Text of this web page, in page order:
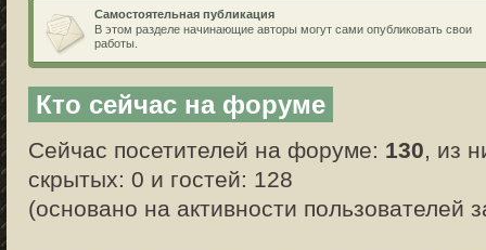
Самостоятельная публикация
В этом разделе начинающие авторы могут сами опубликовать свои
работы.
Кто сейчас на форуме
Сейчас посетителей на форуме: 130, из
скрытых: 0 и гостей: 128
(основано на активности пользователей